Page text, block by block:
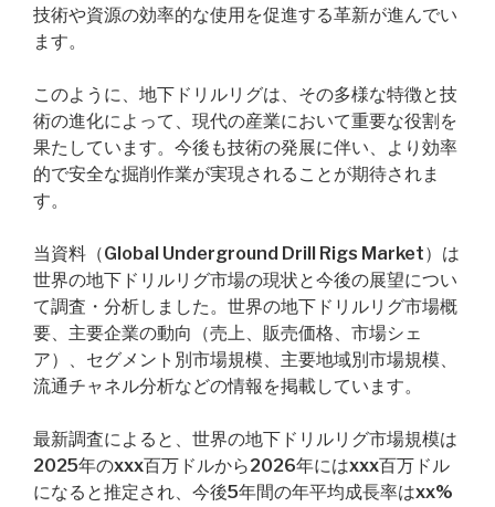
技術や資源の効率的な使用を促進する革新が進んでい
ます。
このように、地下ドリルリグは、その多様な特徴と技
術の進化によって、現代の産業において重要な役割を
果たしています。今後も技術の発展に伴い、より効率
的で安全な掘削作業が実現されることが期待されま
す。
当資料（Global Underground Drill Rigs Market）は
世界の地下ドリルリグ市場の現状と今後の展望につい
て調査・分析しました。世界の地下ドリルリグ市場概
要、主要企業の動向（売上、販売価格、市場シェ
ア）、セグメント別市場規模、主要地域別市場規模、
流通チャネル分析などの情報を掲載しています。
最新調査によると、世界の地下ドリルリグ市場規模は
2025年のxxx百万ドルから2026年にはxxx百万ドル
になると推定され、今後5年間の年平均成長率はxx%